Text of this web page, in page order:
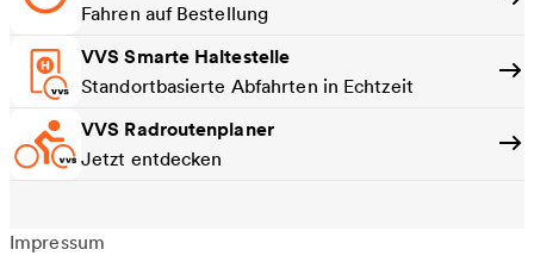
Fahren auf Bestellung
VVS Smarte Haltestelle
Standortbasierte Abfahrten in Echtzeit
VVS Radroutenplaner
Jetzt entdecken
Impressum